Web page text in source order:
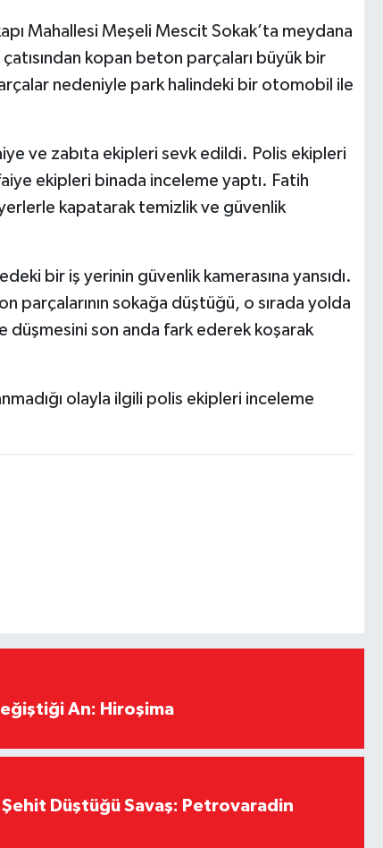
Mahallesi Meşeli Mescit Sokak’ta meydana
kopan beton parçaları büyük bir
nedeniyle park halindeki bir otomobil ile
ve zabıta ekipleri sevk edildi. Polis ekipleri
ekipleri binada inceleme yaptı. Fatih
kapatarak temizlik ve güvenlik
bir iş yerinin güvenlik kamerasına yansıdı.
parçalarının sokağa düştüğü, o sırada yolda
düşmesini son anda fark ederek koşarak
olayla ilgili polis ekipleri inceleme
An: Hiroşima
Şehit Düştüğü Savaş: Petrovaradin